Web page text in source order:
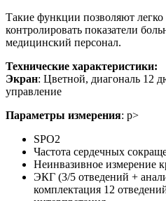
Такие функции позволяют
контролировать показатели
медицинский персонал.
Технические характеристики:
Экран: Цветной, диагональ 12
управление
Параметры измерения: p>
SPO2
Частота сердечных
Неинвазивное измерение
ЭКГ (3/5 отведений +
комплектация 12